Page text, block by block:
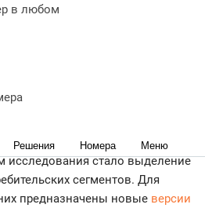
в любом
Решения Номера Меню
планов флагманского
АТС, которые оптимально
потребностям среднего и
систему тарифов для услуг
на длительном
клиентов и тенденций их
исследования стало выделение
сегментов. Для
предназначены новые версии